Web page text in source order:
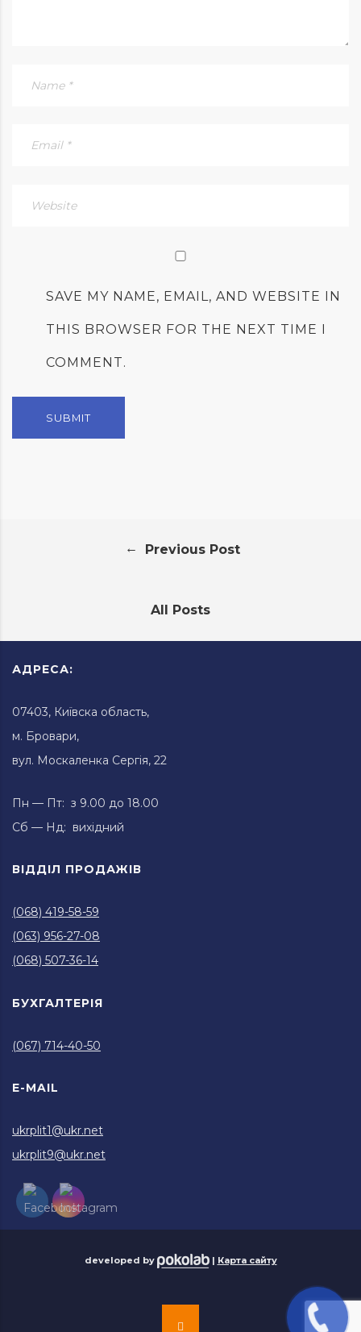
SAVE MY NAME, EMAIL, AND WEBSITE IN
THIS BROWSER FOR THE NEXT TIME I
COMMENT.
← Previous Post
All Posts
АДРЕСА:
07403, Київска область,
м. Бровари,
вул. Москаленка Сергія, 22
Пн — Пт: з 9.00 до 18.00
Сб — Нд: вихідний
ВІДДІЛ ПРОДАЖІВ
(068) 419-58-59
(063) 956-27-08
(068) 507-36-14
БУХГАЛТЕРІЯ
(067) 714-40-50
E-MAIL
ukrplit1@ukr.net
ukrplit9@ukr.net
developed by | Карта сайту